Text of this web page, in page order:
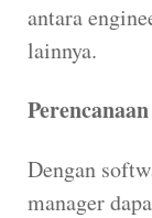
antara
lainnya.
Dengan
manager